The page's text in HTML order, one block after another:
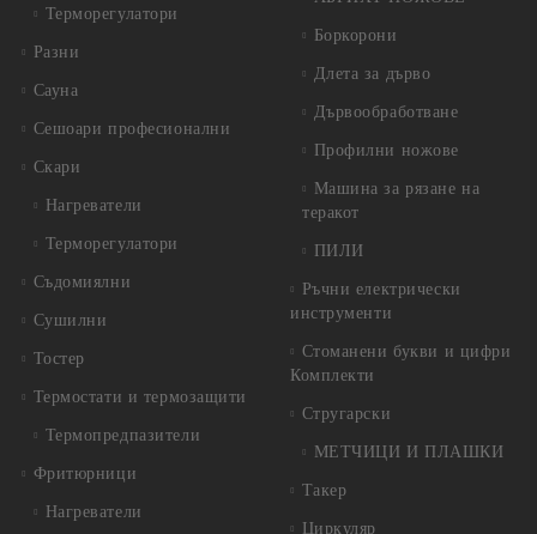
Терморегулатори
Разни
Сауна
Сешоари професионални
Скари
Нагреватели
Терморегулатори
Съдомиялни
Сушилни
Тостер
Термостати и термозащити
Термопредпазители
Фритюрници
Нагреватели
Боркорони
Длета за дърво
Дървообработване
Профилни ножове
Машина за рязане на
теракот
ПИЛИ
Ръчни електрически
инструменти
Стоманени букви и цифри
Комплекти
Стругарски
МЕТЧИЦИ И ПЛАШКИ
Такер
Циркуляр